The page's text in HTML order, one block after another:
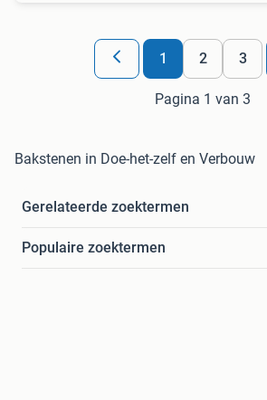
1 2 3
Pagina 1 van 3
Bakstenen in Doe-het-zelf en Verbouw
Gerelateerde zoektermen
Populaire zoektermen